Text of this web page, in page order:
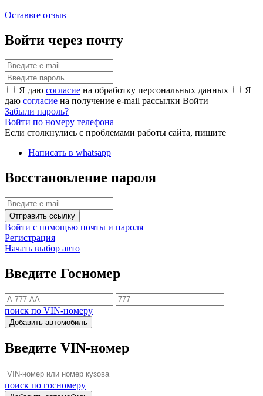
Оставьте отзыв
Войти через почту
Я даю согласие на обработку персональных данных
Я
даю согласие на получение e-mail рассылки Войти
Забыли пароль?
Войти по номеру телефона
Если столкнулись с проблемами работы сайта, пишите
Написать в whatsapp
Восстановление пароля
Отправить ссылку
Войти с помощью почты и пароля
Регистрация
Начать выбор авто
Введите Госномер
поиск по VIN-номеру
Добавить автомобиль
Введите VIN-номер
поиск по госномеру